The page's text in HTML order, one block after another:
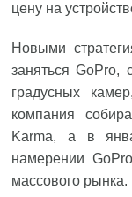
цену на
Новыми
заняться GoPro,
градусных
компания
Karma, а в
намерении
массового рынка.